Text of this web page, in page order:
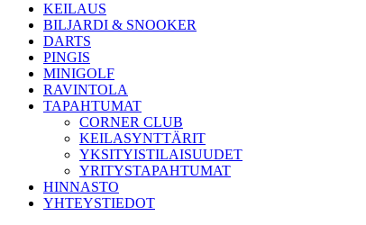
KEILAUS
BILJARDI & SNOOKER
DARTS
PINGIS
MINIGOLF
RAVINTOLA
TAPAHTUMAT
CORNER CLUB
KEILASYNTTÄRIT
YKSITYISTILAISUUDET
YRITYSTAPAHTUMAT
HINNASTO
YHTEYSTIEDOT